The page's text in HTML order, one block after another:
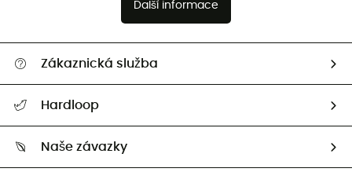
Další informace
Zákaznická služba
Vrácení zboží a peněz
Hardloop
Naše závazky